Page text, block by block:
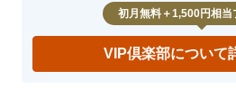
初月無料＋1,500円相当
VIP倶楽部について